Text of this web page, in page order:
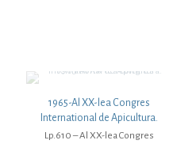
1965-Al XX-lea Congres
International de Apicultura.
Lp.610 – Al XX-lea Congres